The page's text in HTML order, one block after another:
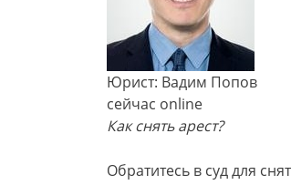
Юрист: Вадим Попов
сейчас online
Как снять арест?
Обратитесь в суд для